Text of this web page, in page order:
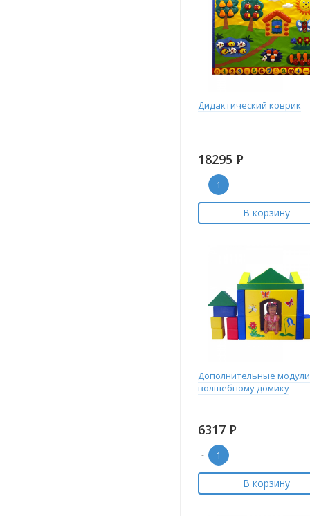
Дидактический коврик
18295 Р
-
В корзину
Дополнительные
волшебному домику
6317 Р
-
В корзину